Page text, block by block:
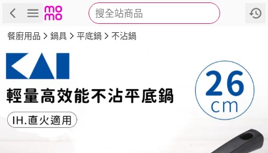
搜全站商品
商品 評價 詳情
餐廚用品 鍋具 平底鍋 不沾鍋